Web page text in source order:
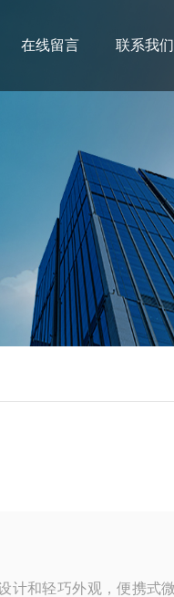
在线留言 联系我们
计和轻巧外观，便携式